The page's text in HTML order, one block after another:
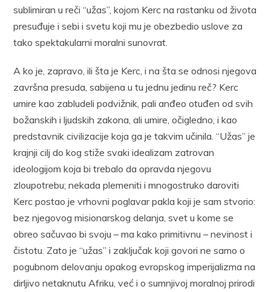
sublimiran u reči “užas”, kojom Kerc na rastanku od života
presuđuje i sebi i svetu koji mu je obezbedio uslove za
tako spektakularni moralni sunovrat.
A ko je, zapravo, ili šta je Kerc, i na šta se odnosi njegova
završna presuda, sabijena u tu jednu jedinu reč? Kerc
umire kao zabludeli podvižnik, pali anđeo otuđen od svih
božanskih i ljudskih zakona, ali umire, očigledno, i kao
predstavnik civilizacije koja ga je takvim učinila. “Užas” je
krajnji cilj do kog stiže svaki idealizam zatrovan
ideologijom koja bi trebalo da opravda njegovu
zloupotrebu; nekada plemeniti i mnogostruko daroviti
Kerc postao je vrhovni poglavar pakla koji je sam stvorio:
bez njegovog misionarskog delanja, svet u kome se
obreo sačuvao bi svoju – ma kako primitivnu – nevinost i
čistotu. Zato je “užas” i zaključak koji govori ne samo o
pogubnom delovanju opakog evropskog imperijalizma na
dirljivo netaknutu Afriku, već i o sumnjivoj moralnoj prirodi